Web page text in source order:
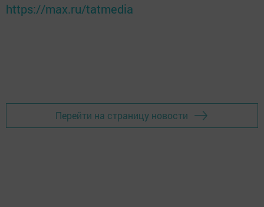
https://max.ru/tatmedia
Перейти на страницу новости